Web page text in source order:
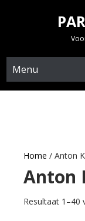
Menu
Home / Anton
Anton
Resultaat 1–40